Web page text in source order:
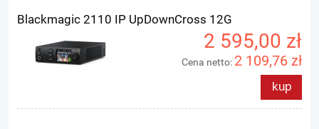
Blackmagic 2110 IP UpDownCross 12G
2 595,00 zł
Cena netto: 2 109,76 zł
kup